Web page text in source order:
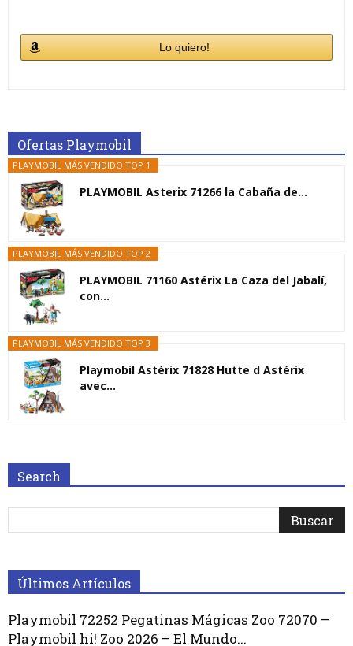
Lo quiero!
Ofertas Playmobil
PLAYMOBIL MÁS VENDIDO TOP 1
PLAYMOBIL Asterix 71266 la Cabaña de...
PLAYMOBIL MÁS VENDIDO TOP 2
PLAYMOBIL 71160 Astérix La Caza del Jabalí,
con...
PLAYMOBIL MÁS VENDIDO TOP 3
Playmobil Astérix 71828 Hutte d Astérix
avec...
Search
Últimos Artículos
Playmobil 72252 Pegatinas Mágicas Zoo 72070 –
Playmobil hi! Zoo 2026 – El Mundo...